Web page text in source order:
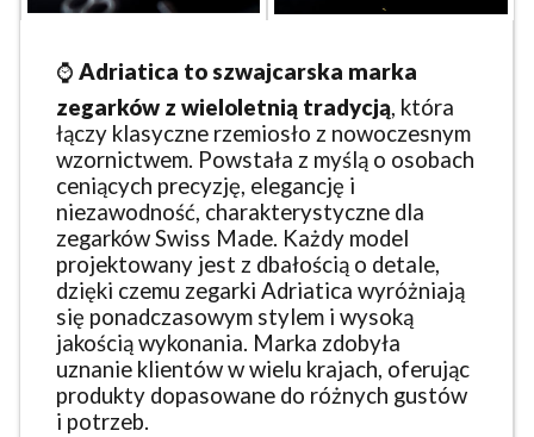
⌚ Adriatica to szwajcarska marka
zegarków z wieloletnią tradycją, która
łączy klasyczne rzemiosło z nowoczesnym
wzornictwem. Powstała z myślą o osobach
ceniących precyzję, elegancję i
niezawodność, charakterystyczne dla
zegarków Swiss Made. Każdy model
projektowany jest z dbałością o detale,
dzięki czemu zegarki Adriatica wyróżniają
się ponadczasowym stylem i wysoką
jakością wykonania. Marka zdobyła
uznanie klientów w wielu krajach, oferując
produkty dopasowane do różnych gustów
i potrzeb.